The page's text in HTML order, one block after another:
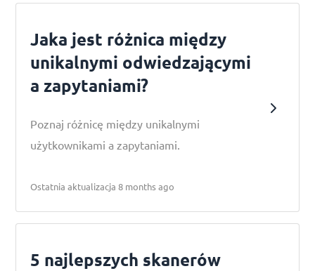
Jaka jest różnica między
unikalnymi odwiedzającymi
a zapytaniami?
Poznaj różnicę między unikalnymi
użytkownikami a zapytaniami.
Ostatnia aktualizacja 8 months ago
5 najlepszych skanerów